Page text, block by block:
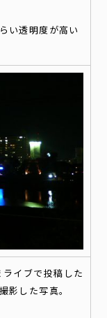
い透明度が高い
イブで投稿した
影した写真。